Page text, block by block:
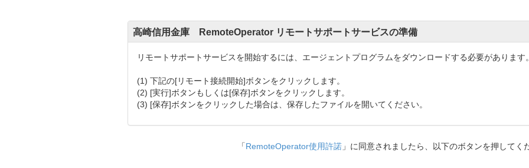
高崎信用金庫 RemoteOperator リモートサポートサービスの準備
リモートサポートサービスを開始するには、エージェントプログラムをダウンロードする必要があります。
(1) 下記の[リモート接続開始]ボタンをクリックします。
(2) [実行]ボタンもしくは[保存]ボタンをクリックします。
(3) [保存]ボタンをクリックした場合は、保存したファイルを開いてください。
「RemoteOperator使用許諾」に同意されましたら、以下のボタンを押してく